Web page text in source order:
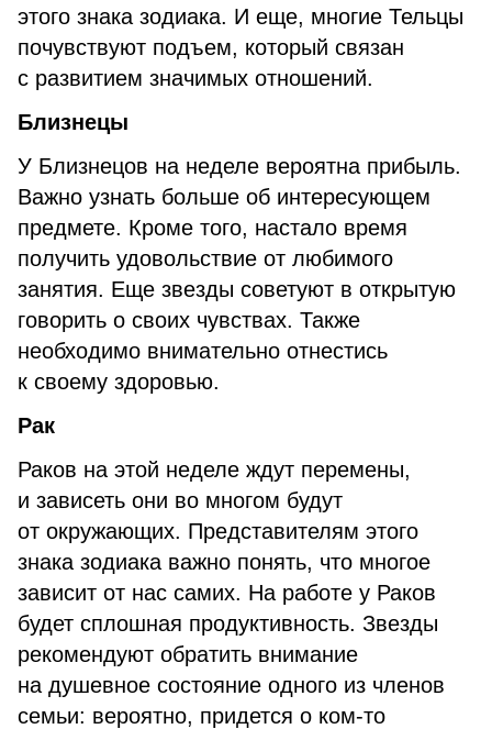
этого знака зодиака. И еще, многие Тельцы
почувствуют подъем, который связан
с развитием значимых отношений.
Близнецы
У Близнецов на неделе вероятна прибыль.
Важно узнать больше об интересующем
предмете. Кроме того, настало время
получить удовольствие от любимого
занятия. Еще звезды советуют в открытую
говорить о своих чувствах. Также
необходимо внимательно отнестись
к своему здоровью.
Рак
Раков на этой неделе ждут перемены,
и зависеть они во многом будут
от окружающих. Представителям этого
знака зодиака важно понять, что многое
зависит от нас самих. На работе у Раков
будет сплошная продуктивность. Звезды
рекомендуют обратить внимание
на душевное состояние одного из членов
семьи: вероятно, придется о ком-то